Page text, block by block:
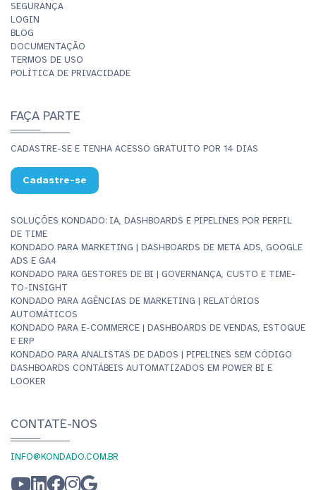
SEGURANÇA
LOGIN
BLOG
DOCUMENTAÇÃO
TERMOS DE USO
POLÍTICA DE PRIVACIDADE
FAÇA PARTE
CADASTRE-SE E TENHA ACESSO GRATUITO POR 14 DIAS
Cadastre-se
SOLUÇÕES KONDADO: IA, DASHBOARDS E PIPELINES POR PERFIL
DE TIME
KONDADO PARA MARKETING | DASHBOARDS DE META ADS, GOOGLE
ADS E GA4
KONDADO PARA GESTORES DE BI | GOVERNANÇA, CUSTO E TIME-
TO-INSIGHT
KONDADO PARA AGÊNCIAS DE MARKETING | RELATÓRIOS
AUTOMÁTICOS
KONDADO PARA E-COMMERCE | DASHBOARDS DE VENDAS, ESTOQUE
E ERP
KONDADO PARA ANALISTAS DE DADOS | PIPELINES SEM CÓDIGO
DASHBOARDS CONTÁBEIS AUTOMATIZADOS EM POWER BI E
LOOKER
CONTATE-NOS
INFO@KONDADO.COM.BR